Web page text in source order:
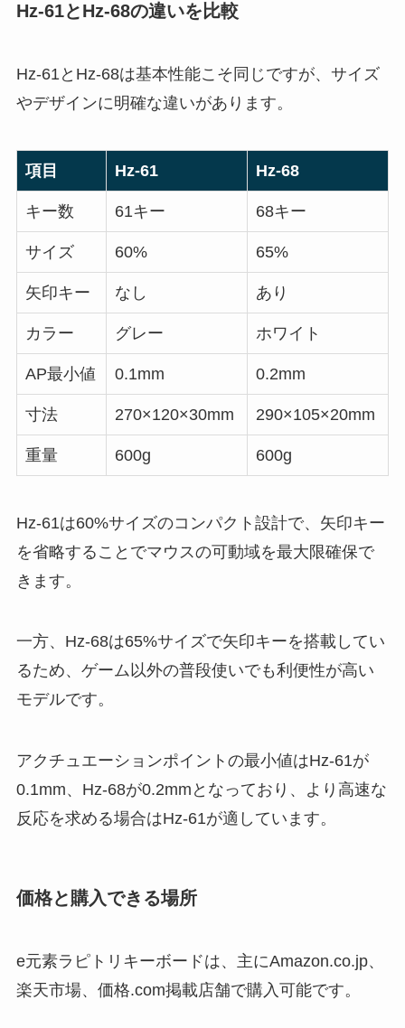
Hz-61とHz-68の違いを比較
Hz-61とHz-68は基本性能こそ同じですが、サイズ
やデザインに明確な違いがあります。
項目 Hz-61 Hz-68
キー数 61キー 68キー
サイズ 60% 65%
矢印キー なし あり
カラー グレー ホワイト
AP最小値 0.1mm 0.2mm
寸法 270×120×30mm 290×105×20mm
重量 600g 600g
Hz-61は60%サイズのコンパクト設計で、矢印キー
を省略することでマウスの可動域を最大限確保で
きます。
一方、Hz-68は65%サイズで矢印キーを搭載してい
るため、ゲーム以外の普段使いでも利便性が高い
モデルです。
アクチュエーションポイントの最小値はHz-61が
0.1mm、Hz-68が0.2mmとなっており、より高速な
反応を求める場合はHz-61が適しています。
価格と購入できる場所
e元素ラピトリキーボードは、主にAmazon.co.jp、
楽天市場、価格.com掲載店舗で購入可能です。